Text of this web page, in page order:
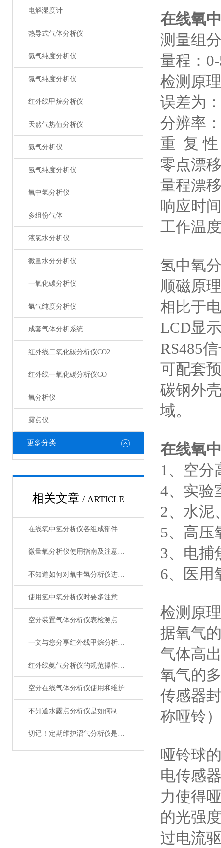
电解湿度计
热导式气体分析仪
氦气纯度分析仪
氮气纯度分析仪
红外线甲烷分析仪
天然气热值分析仪
氨气分析仪
氢气纯度分析仪
氧中氢分析仪
多组份气体
液氯水分析仪
微量水分分析仪
一氧化碳分析仪
氩气纯度分析仪
成套气体分析系统
红外线二氧化碳分析仪CO2
红外线一氧化碳分析仪CO
氧分析仪
露点仪
更多分类
相关文章 / ARTICLE
在线氧中氢分析仪各组成部件的功能特点分享
微量氧分析仪使用指南及注意事项
不知道如何对氧中氢分析仪进行维护保养？进来看
使用氢中氧分析仪时要多注意以下问题
空分装置气体分析仪表检测点及选型
一文与您分享红外线甲烷分析仪的常见问题相应解决方法
红外线氨气分析仪的规范操作方法分享
空分在线气体分析仪使用和维护
不知道水露点分析仪是如何制冷的？进来看
切记！定期维护沼气分析仪是提高沼气生产效率的关键
在线氧
测量组
量程：
检测原
误差为
分辨率
重 复 性
零点漂
量程漂
响应时
工作温
氢中氧
顺磁原
相比于
LCD显
RS485
可配套
碳钢外
域。
在线氧
1、空分
4、实验
2、水泥
5、高压
3、电捕
6、医用
检测原
据氧气
气体高
氧气的
传感器
称哑铃
哑铃球
电传感
力使得
的光强
过电流